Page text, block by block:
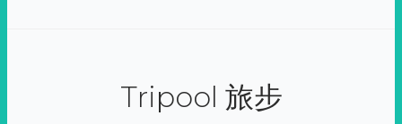
Tripool 旅步